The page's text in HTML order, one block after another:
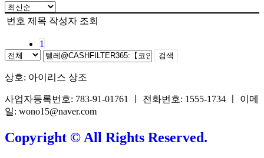
번호 제목 작성자 조회
1
검색
상호: 아이리스 상조
사업자등록번호: 783-91-01761 ㅣ 전화번호: 1555-1734 ㅣ 이메
일: wono15@naver.com
Copyright © All Rights Reserved.